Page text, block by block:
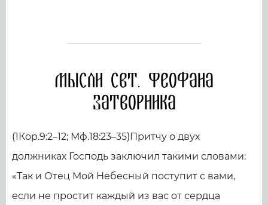
Мысли свт. Феофана
Затворника
(1Кор.9:2–12; Мф.18:23–35)Притчу о двух
должниках Господь заключил такими словами:
«Так и Отец Мой Небесный поступит с вами,
если не простит каждый из вас от сердца